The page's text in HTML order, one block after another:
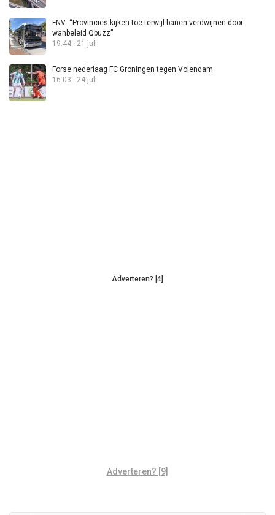
FNV: “Provincies kijken toe terwijl banen verdwijnen door
wanbeleid Qbuzz”
19:44 - 21 juli
Forse nederlaag FC Groningen tegen Volendam
16:03 - 24 juli
Adverteren? [4]
Adverteren? [9]